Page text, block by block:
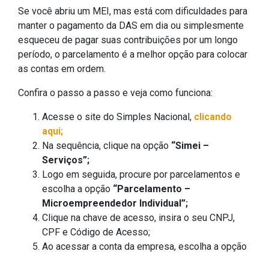
Se você abriu um MEI, mas está com dificuldades para
manter o pagamento da DAS em dia ou simplesmente
esqueceu de pagar suas contribuições por um longo
período, o parcelamento é a melhor opção para colocar
as contas em ordem.
Confira o passo a passo e veja como funciona:
Acesse o site do Simples Nacional, clicando
aqui;
Na sequência, clique na opção “Simei –
Serviços”;
Logo em seguida, procure por parcelamentos e
escolha a opção “Parcelamento –
Microempreendedor Individual”;
Clique na chave de acesso, insira o seu CNPJ,
CPF e Código de Acesso;
Ao acessar a conta da empresa, escolha a opção